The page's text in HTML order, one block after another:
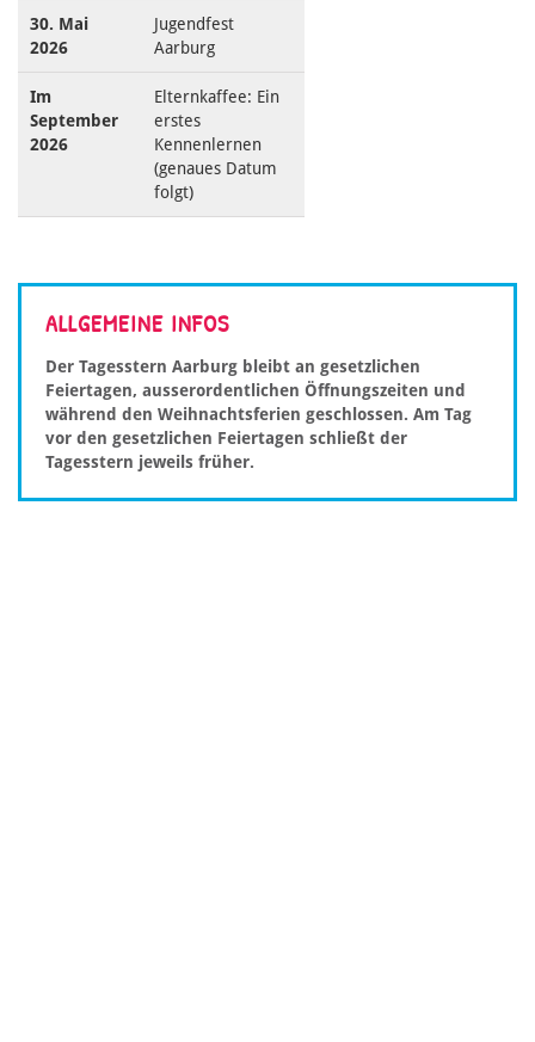
30. Mai
2026
Jugendfest
Aarburg
Im
September
2026
Elternkaffee: Ein
erstes
Kennenlernen
(genaues Datum
folgt)
ALLGEMEINE INFOS
Der Tagesstern Aarburg bleibt an gesetzlichen
Feiertagen, ausserordentlichen Öffnungszeiten und
während den Weihnachtsferien geschlossen. Am Tag
vor den gesetzlichen Feiertagen schließt der
Tagesstern jeweils früher.